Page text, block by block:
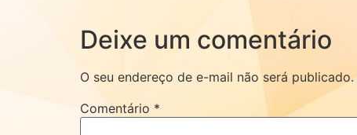
Deixe um comentário
O seu endereço de e-mail não será publicado.
Comentário *